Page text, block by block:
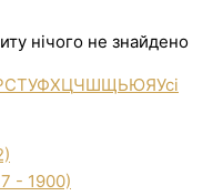
нічого не знайдено
СТУФХЦЧШЩЬЮЯУсі
- 1900)